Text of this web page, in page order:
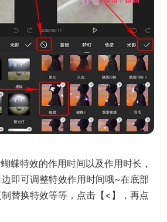
蝶特效的作用时间以及作用时长，
即可调整特效作用时间哦~在底部
替换特效等等，点击【<】，再点